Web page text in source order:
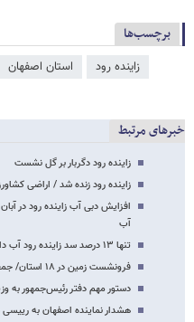
برچسب‌ها
زاینده رود استان اصفهان
خبرهای مرتبط
زاینده رود دگربار بر گل نشست
زاینده رود زنده شد / اراضی
افزایش دبی آب زاینده رود در
آب
تنها ۱۳ درصد سد زاینده رود آب دارد
فرونشست زمین در ۱۸ استان/ جمعیت ۲۰ میلیونی ساکن در زون‌های فرونشست
دستور مهم دفتر رئیس‌جمهور به
هشدار نماینده اصفهان به رییسی